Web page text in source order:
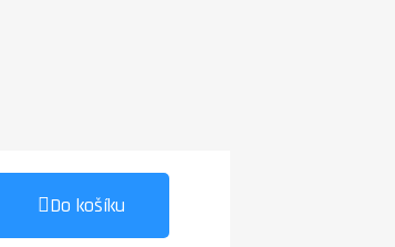
Do košíku